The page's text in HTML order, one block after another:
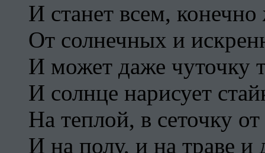
И станет всем, конечно
От солнечных и
И может даже чуточку
И солнце нарисует
На теплой, в сеточку
И на полу, и на траве